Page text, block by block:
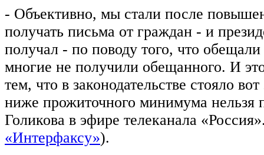
- Объективно, мы стали после
получать письма от граждан - и
получал - по поводу того, что
многие не получили обещанного. И
тем, что в законодательстве стояло
ниже прожиточного минимума нельзя
Голикова в эфире телеканала
«Интерфаксу»).